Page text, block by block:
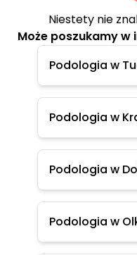
Niestety nie
Może poszukamy w
Podologia w
Podologia w
Podologia w
Podologia w